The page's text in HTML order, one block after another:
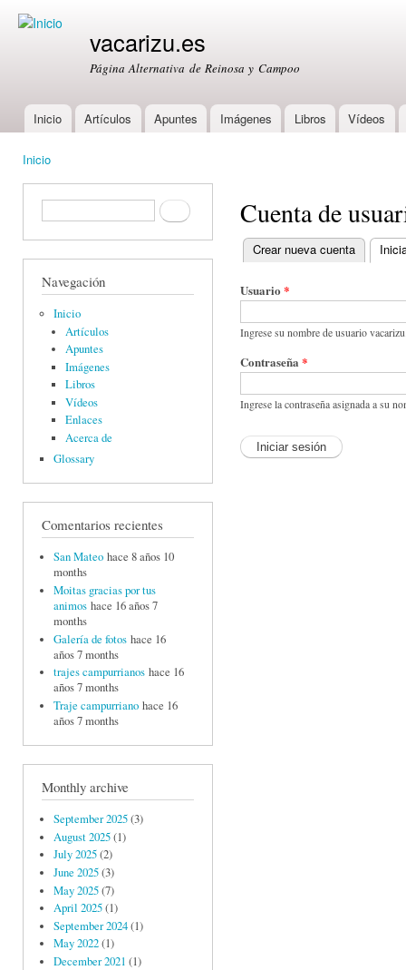
vacarizu.es
Página Alternativa de Reinosa y Campoo
Main menu
Inicio Artículos Apuntes Imágenes Libros Vídeos
Inicio
Formulario de búsquedaBuscar
Navegación
Inicio
Artículos
Apuntes
Imágenes
Libros
Vídeos
Enlaces
Acerca de
Glossary
Comentarios recientes
San Mateo hace 8 años 10
months
Moitas gracias por tus
animos hace 16 años 7
months
Galería de fotos hace 16
años 7 months
trajes campurrianos hace 16
años 7 months
Traje campurriano hace 16
años 7 months
Monthly archive
September 2025(3)
August 2025(1)
July 2025(2)
June 2025(3)
May 2025(7)
April 2025(1)
September 2024(1)
May 2022(1)
December 2021 (1)
Cuenta de
Primary tabs
Crear nueva cuenta
Usuario *
Ingrese su nombre de usuario
Contraseña *
Ingrese la contraseña asignada a su